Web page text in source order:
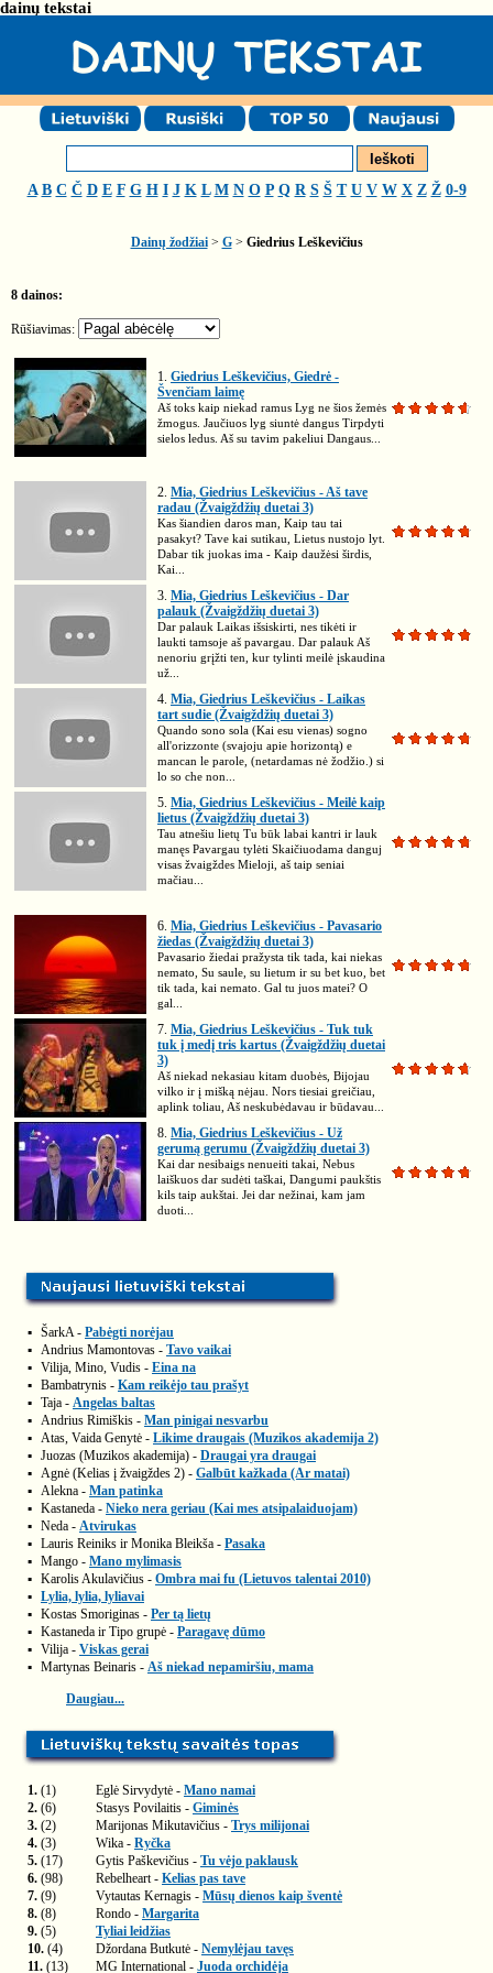
dainų tekstai
A B C Č D E F G H I J K L M N O P Q R S Š T U V W X Z Ž 0-9
Dainų žodžiai> G> Giedrius Leškevičius
8 dainos:
Rūšiavimas:
1. Giedrius Leškevičius, Giedrė -
Švenčiam laimę
Aš toks kaip niekad ramus Lyg ne šios žemės
žmogus. Jaučiuos lyg siuntė dangus Tirpdyti
sielos ledus. Aš su tavim pakeliui Dangaus...
2. Mia, Giedrius Leškevičius - Aš tave
radau (Žvaigždžių duetai 3)
Kas šiandien daros man, Kaip tau tai
pasakyt? Tave kai sutikau, Lietus nustojo lyt.
Dabar tik juokas ima - Kaip daužėsi širdis,
Kai...
3. Mia, Giedrius Leškevičius - Dar
palauk (Žvaigždžių duetai 3)
Dar palauk Laikas išsiskirti, nes tikėti ir
laukti tamsoje aš pavargau. Dar palauk Aš
nenoriu grįžti ten, kur tylinti meilė įskaudina
už...
4. Mia, Giedrius Leškevičius - Laikas
tart sudie (Žvaigždžių duetai 3)
Quando sono sola (Kai esu vienas) sogno
all'orizzonte (svajoju apie horizontą) e
mancan le parole, (netardamas nė žodžio.) si
lo so che non...
5. Mia, Giedrius Leškevičius - Meilė kaip
lietus (Žvaigždžių duetai 3)
Tau atnešiu lietų Tu būk labai kantri ir lauk
manęs Pavargau tylėti Skaičiuodama danguj
visas žvaigždes Mieloji, aš taip seniai
mačiau...
6. Mia, Giedrius Leškevičius - Pavasario
žiedas (Žvaigždžių duetai 3)
Pavasario žiedai pražysta tik tada, kai niekas
nemato, Su saule, su lietum ir su bet kuo, bet
tik tada, kai nemato. Gal tu juos matei? O
gal...
7. Mia, Giedrius Leškevičius - Tuk tuk
tuk į medį tris kartus (Žvaigždžių duetai
3)
Aš niekad nekasiau kitam duobės, Bijojau
vilko ir į mišką nėjau. Nors tiesiai greičiau,
aplink toliau, Aš neskubėdavau ir būdavau...
8. Mia, Giedrius Leškevičius - Už
gerumą gerumu (Žvaigždžių duetai 3)
Kai dar nesibaigs nenueiti takai, Nebus
laiškuos dar sudėti taškai, Dangumi paukštis
kils taip aukštai. Jei dar nežinai, kam jam
duoti...
▪ ŠarkA - Pabėgti norėjau
▪ Andrius Mamontovas - Tavo vaikai
▪ Vilija, Mino, Vudis - Eina na
▪ Bambatrynis - Kam reikėjo tau prašyt
▪ Taja - Angelas baltas
▪ Andrius Rimiškis - Man pinigai nesvarbu
▪ Atas, Vaida Genytė - Likime draugais (Muzikos akademija 2)
▪ Juozas (Muzikos akademija) - Draugai yra draugai
▪ Agnė (Kelias į žvaigždes 2) - Galbūt kažkada (Ar matai)
▪ Alekna - Man patinka
▪ Kastaneda - Nieko nera geriau (Kai mes atsipalaiduojam)
▪ Neda - Atvirukas
▪ Lauris Reiniks ir Monika Bleikša - Pasaka
▪ Mango - Mano mylimasis
▪ Karolis Akulavičius - Ombra mai fu (Lietuvos talentai 2010)
▪ Lylia, lylia, lyliavai
▪ Kostas Smoriginas - Per tą lietų
▪ Kastaneda ir Tipo grupė - Paragavę dūmo
▪ Vilija - Viskas gerai
▪ Martynas Beinaris - Aš niekad nepamiršiu, mama
Daugiau...
1. (1) Eglė Sirvydytė - Mano namai
2. (6) Stasys Povilaitis - Giminės
3. (2) Marijonas Mikutavičius - Trys milijonai
4. (3) Wika - Ryčka
5. (17) Gytis Paškevičius - Tu vėjo paklausk
6. (98) Rebelheart - Kelias pas tave
7. (9) Vytautas Kernagis - Mūsų dienos kaip šventė
8. (8) Rondo - Margarita
9. (5)
Tyliai leidžias
10. (4) Džordana Butkutė - Nemylėjau tavęs
11. (13) MG International - Juoda orchidėja